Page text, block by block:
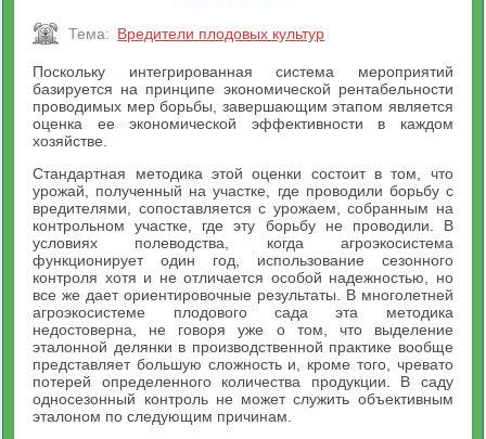
Тема: Вредители плодовых культур
Поскольку интегрированная система мероприятий
базируется на принципе экономической рентабельности
проводимых мер борьбы, завершающим этапом является
оценка ее экономической эффективности в каждом
хозяйстве.
Стандартная методика этой оценки состоит в том, что
урожай, полученный на участке, где проводили борьбу с
вредителями, сопоставляется с урожаем, собранным на
контрольном участке, где эту борьбу не проводили. В
условиях полеводства, когда агроэкосистема
функционирует один год, использование сезонного
контроля хотя и не отличается особой надежностью, но
все же дает ориентировочные результаты. В многолетней
агроэкосистеме плодового сада эта методика
недостоверна, не говоря уже о том, что выделение
эталонной делянки в производственной практике вообще
представляет большую сложность и, кроме того, чревато
потерей определенного количества продукции. В саду
односезонный контроль не может служить объективным
эталоном по следующим причинам.